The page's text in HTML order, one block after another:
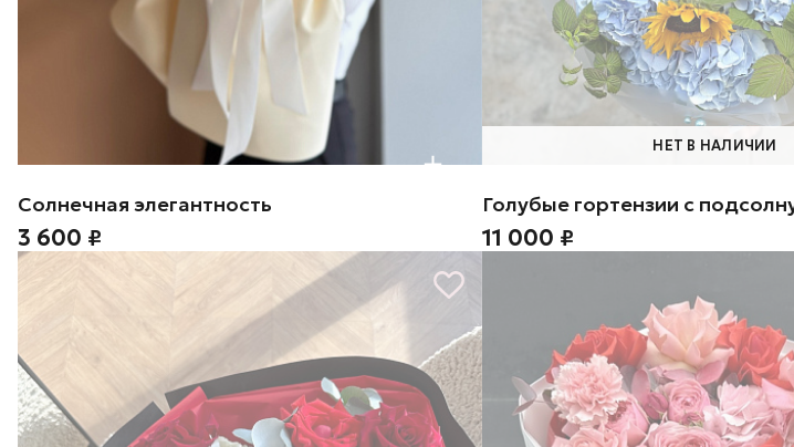
Солнечная элегантность
3 600 ₽
НЕТ В НАЛИЧИИ
Голубые гортензии с
11 000 ₽